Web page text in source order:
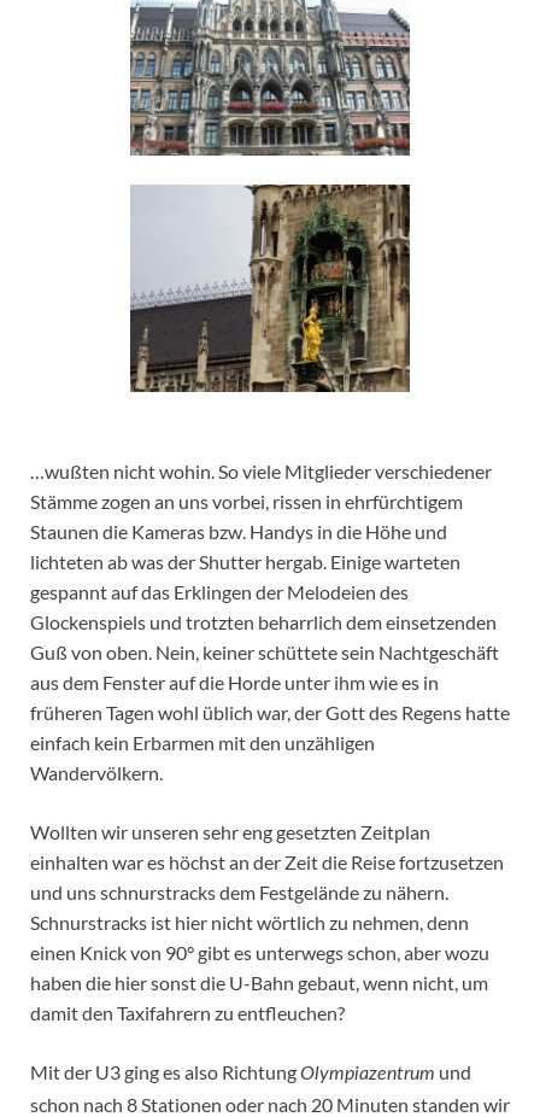
…wußten nicht wohin. So viele Mitglieder verschiedener
Stämme zogen an uns vorbei, rissen in ehrfürchtigem
Staunen die Kameras bzw. Handys in die Höhe und
lichteten ab was der Shutter hergab. Einige warteten
gespannt auf das Erklingen der Melodeien des
Glockenspiels und trotzten beharrlich dem einsetzenden
Guß von oben. Nein, keiner schüttete sein Nachtgeschäft
aus dem Fenster auf die Horde unter ihm wie es in
früheren Tagen wohl üblich war, der Gott des Regens hatte
einfach kein Erbarmen mit den unzähligen
Wandervölkern.
Wollten wir unseren sehr eng gesetzten Zeitplan
einhalten war es höchst an der Zeit die Reise fortzusetzen
und uns schnurstracks dem Festgelände zu nähern.
Schnurstracks ist hier nicht wörtlich zu nehmen, denn
einen Knick von 90° gibt es unterwegs schon, aber wozu
haben die hier sonst die U-Bahn gebaut, wenn nicht, um
damit den Taxifahrern zu entfleuchen?
Mit der U3 ging es also RichtungOlympiazentrum und
schon nach 8 Stationen oder nach 20 Minuten standen wir